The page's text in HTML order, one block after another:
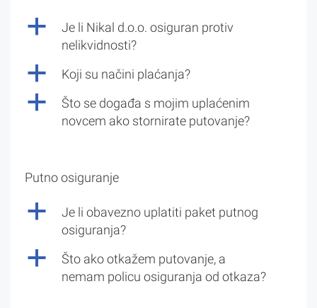
a
Je li Nikal d.o.o. osiguran protiv
nelikvidnosti?
a Koji su načini plaćanja?
a
Što se događa s mojim uplaćenim
novcem ako stornirate putovanje?
Putno osiguranje
a
Je li obavezno uplatiti paket putnog
osiguranja?
a
Što ako otkažem putovanje, a
nemam policu osiguranja od otkaza?